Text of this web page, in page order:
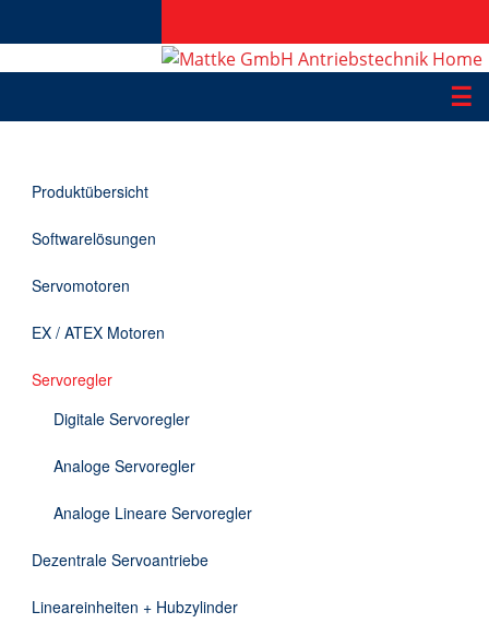
☰
Applikationen
Informationen
Downloads
Kontakt
Produktübersicht
Softwarelösungen
Servomotoren
EX / ATEX Motoren
Servoregler
Digitale Servoregler
Analoge Servoregler
Analoge Lineare Servoregler
Dezentrale Servoantriebe
Lineareinheiten + Hubzylinder